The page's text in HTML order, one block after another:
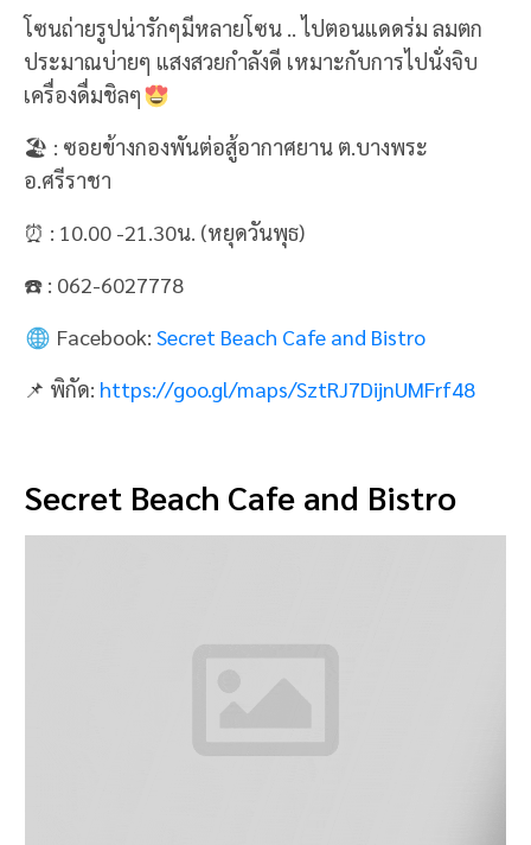
โซนถ่ายรูปน่ารักๆมีหลายโซน .. ไปตอนแดดร่ม ลมตก
ประมาณบ่ายๆ แสงสวยกำลังดี เหมาะกับการไปนั่งจิบ
เครื่องดื่มชิลๆ
🏖️ : ซอยข้างกองพันต่อสู้อากาศยาน ต.บางพระ
อ.ศรีราชา
⏰ : 10.00 -21.30น. (หยุดวันพุธ)
☎️ : 062-6027778
Facebook: Secret Beach Cafe and Bistro
📌 พิกัด: https://goo.gl/maps/SztRJ7DijnUMFrf48
Secret Beach Cafe and Bistro